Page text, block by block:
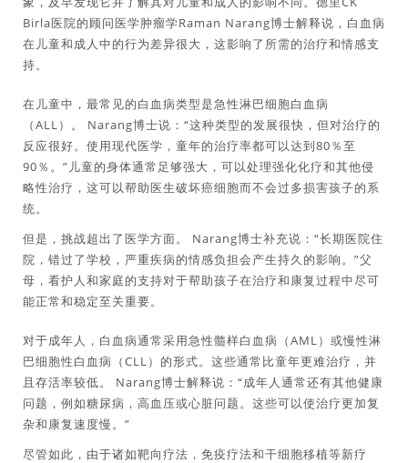
Birla医院的顾问医学肿瘤学Raman Narang博士解释说，白血病
在儿童和成人中的行为差异很大，这影响了所需的治疗和情感支
持。
在儿童中，最常见的白血病类型是急性淋巴细胞白血病
（ALL）。 Narang博士说：“这种类型的发展很快，但对治疗的
反应很好。使用现代医学，童年的治疗率都可以达到80％至
90％。”儿童的身体通常足够强大，可以处理强化化疗和其他侵
略性治疗，这可以帮助医生破坏癌细胞而不会过多损害孩子的系
统。
但是，挑战超出了医学方面。 Narang博士补充说：“长期医院住
院，错过了学校，严重疾病的情感负担会产生持久的影响。”父
母，看护人和家庭的支持对于帮助孩子在治疗和康复过程中尽可
能正常和稳定至关重要。
对于成年人，白血病通常采用急性髓样白血病（AML）或慢性淋
巴细胞性白血病（CLL）的形式。这些通常比童年更难治疗，并
且存活率较低。 Narang博士解释说：“成年人通常还有其他健康
问题，例如糖尿病，高血压或心脏问题。这些可以使治疗更加复
杂和康复速度慢。”
尽管如此，由于诸如靶向疗法，免疫疗法和干细胞移植等新疗